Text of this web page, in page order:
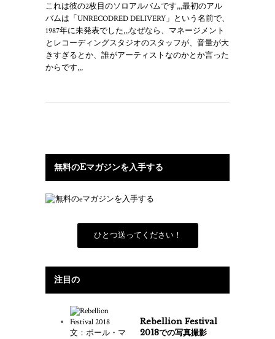
これは彼の2枚目のソロアルバムです,,,最初のアル
バムは「UNRECODRED DELIVERY」という名前で、
1987年に未発表でした,,,なぜなら、マネージメント
とレコーディングスタジオのスタッフが、音量が大
きすぎるとか、誰がアーティストなのかとか言った
からです,,,
無料のEマガジンを入手する
ひとつ送ってください！
注目の
Rebellion Festival
2018での写真撮影